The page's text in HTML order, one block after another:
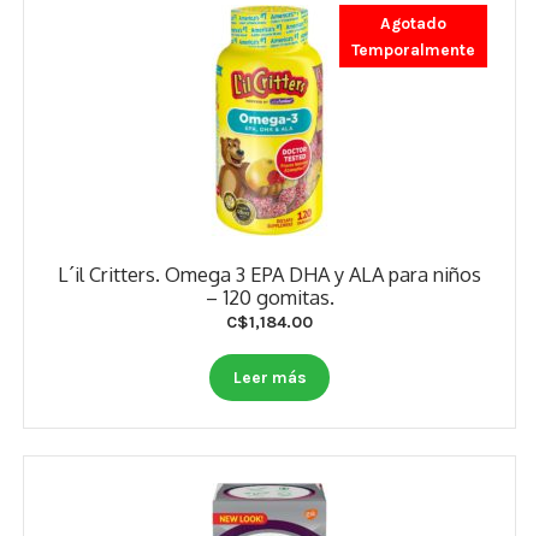
L´il Critters. Omega 3 EPA DHA y ALA para niños
– 120 gomitas.
Agotado
Temporalmente
C$1,184.00
Leer más